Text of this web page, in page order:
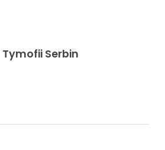
Tymofii Serbin